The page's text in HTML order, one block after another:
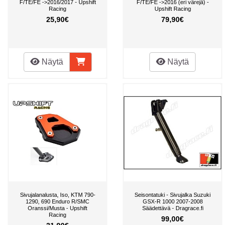
F/TE/FE ->2016/2017 - Upshift
Racing
25,90€
Näytä
F/TE/FE ->2016 (eri värejä) -
Upshift Racing
79,90€
Näytä
Sivujalanalusta, Iso, KTM 790-
1290, 690 Enduro R/SMC
Oranssi/Musta - Upshift
Racing
Seisontatuki - Sivujalka Suzuki
GSX-R 1000 2007-2008
Säädettävä - Dragrace.fi
99,00€